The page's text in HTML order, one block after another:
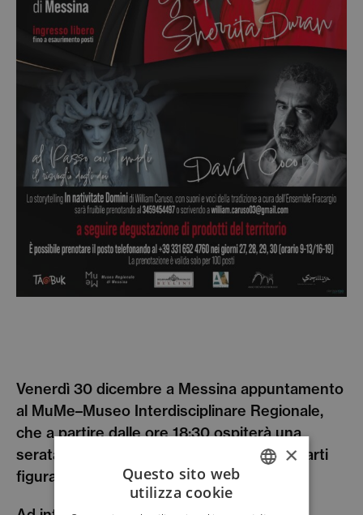
Venerdì 30 dicembre a Messina appuntamento
al MuMe–Museo Interdisciplinare Regionale,
che a partire dalle ore 18:30 ospiterà una
serata articolata tra musica, letteratura e arti
figurative.
×
Questo sito web
utilizza cookie